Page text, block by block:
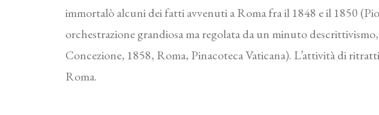
immortalò alcuni dei fatti avvenuti a Roma fra il 1848 e il 1850
orchestrazione grandiosa ma regolata da un minuto
Concezione, 1858, Roma, Pinacoteca Vaticana). L’attività di
Roma.